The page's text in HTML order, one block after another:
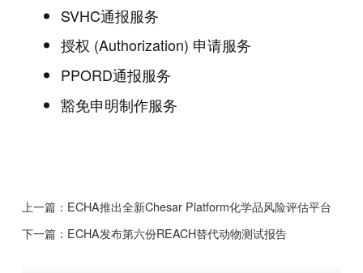
SVHC通报服务
授权 (Authorization) 申请服务
PPORD通报服务
豁免申明制作服务
上一篇： ECHA推出全新Chesar Platform化学品风险评估平台
下一篇： ECHA发布第六份REACH替代动物测试报告